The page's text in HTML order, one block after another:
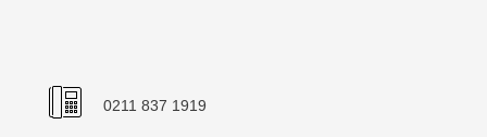
0211 837 1919